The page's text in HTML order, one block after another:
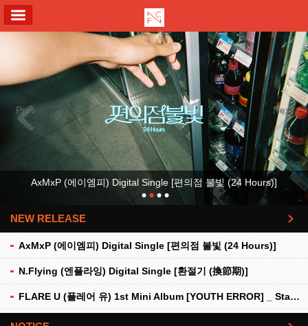
Previous Next
AxMxP (에이엠피) Digital Single [편의점 불빛 (24 Hours)]
NEW RELEASE
AxMxP (에이엠피) Digital Single [편의점 불빛 (24 Hours)]
N.Flying (엔플라잉) Digital Single [환절기 (換節期)]
FLARE U (플레어 유) 1st Mini Album [YOUTH ERROR] _ Stationery Kit Ver.
더보기